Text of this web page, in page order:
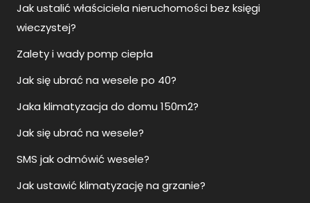
Jak ustalić właściciela nieruchomości bez księgi
wieczystej?
Zalety i wady pomp ciepła
Jak się ubrać na wesele po 40?
Jaka klimatyzacja do domu 150m2?
Jak się ubrać na wesele?
SMS jak odmówić wesele?
Jak ustawić klimatyzację na grzanie?